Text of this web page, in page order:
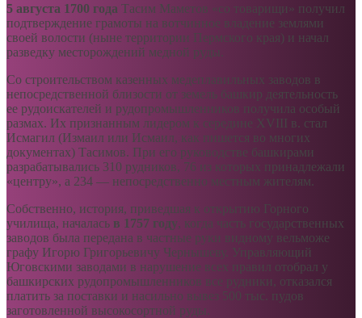
5 августа 1700 года Тасим Маметов «со товарищи» получил
подтверждение грамоты на вотчинное владение землями
своей волости (ныне территории Пермского края) и начал
разведку месторождений медной руды.
Со строительством казенных медеплавильных заводов в
непосредственной близости от земель башкир деятельность
ее рудоискателей и рудопромышленников получила особый
размах. Их признанным лидером к середине XVIII в. стал
Исмагил (Измаил или Исмаил, как пишется во многих
документах) Тасимов. При его руководстве башкирами
разрабатывались 310 рудников, 76 из которых принадлежали
«центру», а 234 — непосредственно местным жителям.
Собственно, история, приведшая к открытию Горного
училища, началась в 1757 году, когда часть государственных
заводов была передана в частные руки видному вельможе
графу Игорю Григорьевичу Чернышеву. Управляющий
Юговскими заводами в нарушение всех правил отобрал у
башкирских рудопромышленников все рудники, отказался
платить за поставки и насильно вывез 500 тыс. пудов
заготовленной высокосортной руды.